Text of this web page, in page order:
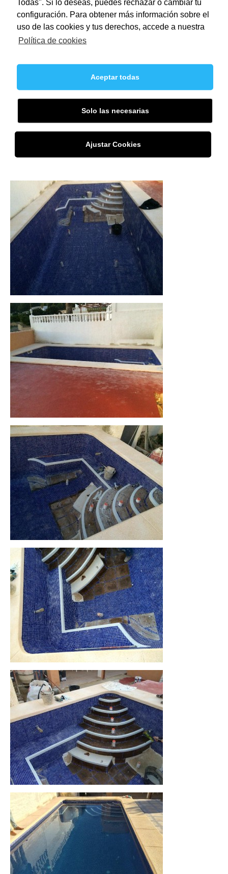
Todas". Si lo deseas, puedes rechazar o cambiar tu
configuración. Para obtener más información sobre el
uso de las cookies y tus derechos, accede a nuestra
Política de cookies
Aceptar todas
Solo las necesarias
Ajustar Cookies